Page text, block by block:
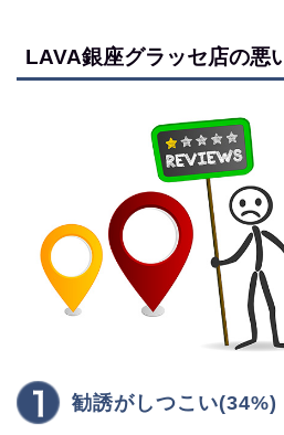
LAVA銀座グラッセ店の悪
勧誘がしつこい(34%)